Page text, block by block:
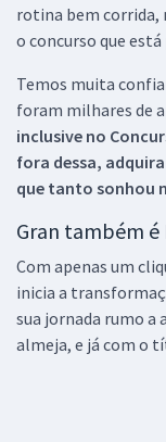
rotina bem corrida,
o concurso que
Temos muita
foram milhares de
inclusive no
fora dessa,
que tanto sonhou
Gran também é
Com apenas um
inicia a
sua jornada rumo a
almeja, e já com o